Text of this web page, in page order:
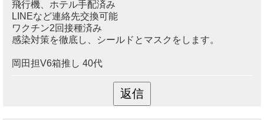
飛行機、ホテル手配済み
LINEなど連絡先交換可能
ワクチン2回接種済み
感染対策を徹底し、シールドとマスクをします。
岡田担V6箱推し 40代